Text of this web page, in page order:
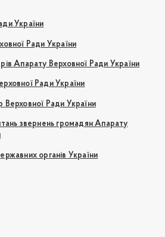
України
Ради України
Апарату Верховної Ради України
Ради України
Верховної Ради України
звернень громадян Апарату
органів України